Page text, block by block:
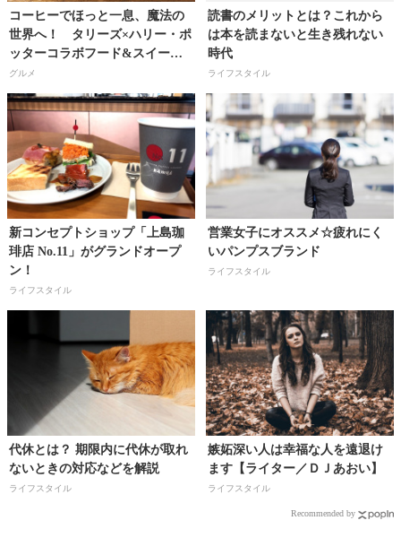
コーヒーでほっと一息、魔法の
世界へ！ タリーズ×ハリー・ポ
ッターコラボフード&スイーツ
発売開始!!
グルメ
読書のメリットとは？これから
は本を読まないと生き残れない
時代
ライフスタイル
新コンセプトショップ「上島珈
琲店 No.11」がグランドオープ
ン！
ライフスタイル
営業女子にオススメ☆疲れにく
いパンプスブランド
ライフスタイル
代休とは？ 期限内に代休が取れ
ないときの対応などを解説
ライフスタイル
嫉妬深い人は幸福な人を遠退け
ます【ライター／ＤＪあおい】
ライフスタイル
Recommended by